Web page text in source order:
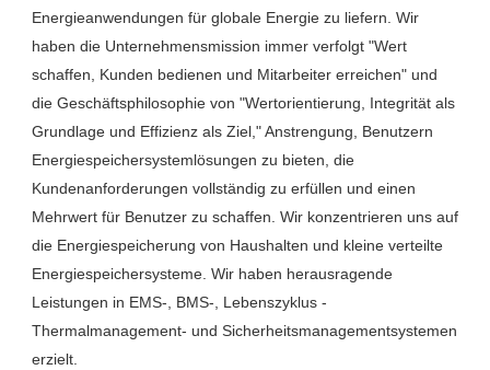
Energieanwendungen für globale Energie zu liefern. Wir
haben die Unternehmensmission immer verfolgt "Wert
schaffen, Kunden bedienen und Mitarbeiter erreichen" und
die Geschäftsphilosophie von "Wertorientierung, Integrität als
Grundlage und Effizienz als Ziel," Anstrengung, Benutzern
Energiespeichersystemlösungen zu bieten, die
Kundenanforderungen vollständig zu erfüllen und einen
Mehrwert für Benutzer zu schaffen. Wir konzentrieren uns auf
die Energiespeicherung von Haushalten und kleine verteilte
Energiespeichersysteme. Wir haben herausragende
Leistungen in EMS-, BMS-, Lebenszyklus -
Thermalmanagement- und Sicherheitsmanagementsystemen
erzielt.